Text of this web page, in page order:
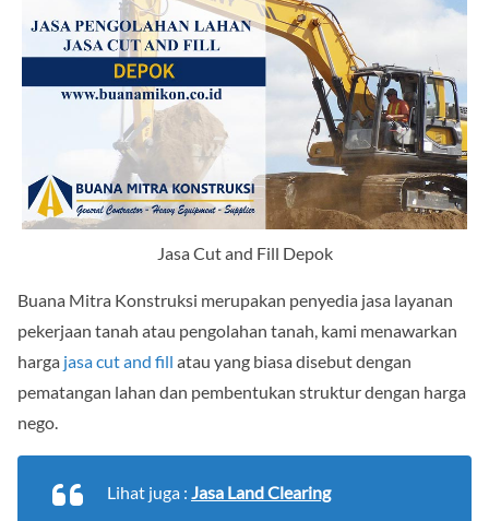
Jasa Cut and Fill Depok
Buana Mitra Konstruksi merupakan penyedia jasa layanan
pekerjaan tanah atau pengolahan tanah, kami menawarkan
harga jasa cut and fill atau yang biasa disebut dengan
pematangan lahan dan pembentukan struktur dengan harga
nego.
Lihat juga : Jasa Land Clearing